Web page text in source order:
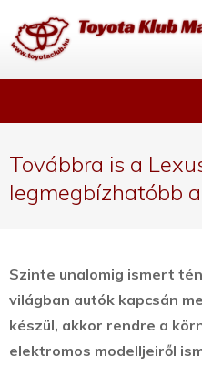
Továbbra is a
legmegbízhatóbb
Szinte unalomig ismert
világban autók kapcsán
készül, akkor rendre a
elektromos modelljeiről